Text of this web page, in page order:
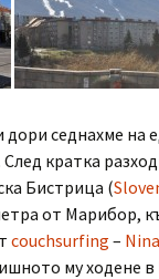
дори седнахме на
кратка
Бистрица (
от Марибор,
couchsurfing – Nina
му ходене